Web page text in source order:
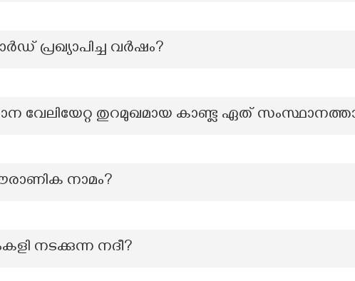
പ്രഖ്യാപിച്ച വർഷം?
വേലിയേറ്റ തുറമുഖമായ കാണ്ട്ല ഏത്
നാമം?
നടക്കുന്ന നദീ?